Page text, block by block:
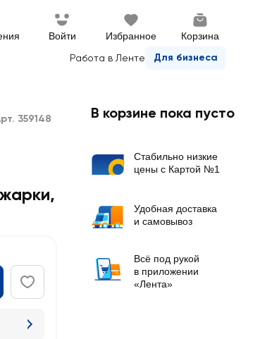
Войти Избранное Корзина
Работа в Ленте Для бизнеса
359148
,
В корзине пока пусто
Стабильно низкие
цены с Картой №1
Удобная доставка
и самовывоз
Всё под рукой
в приложении
«Лента»